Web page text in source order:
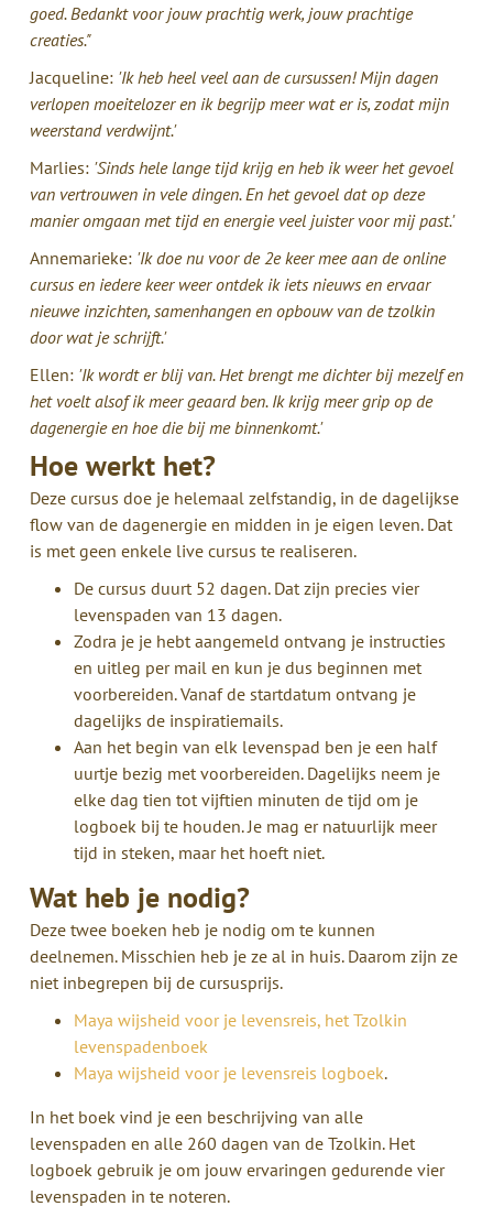
goed. Bedankt voor jouw prachtig werk, jouw prachtige
creaties."
Jacqueline: 'Ik heb heel veel aan de cursussen! Mijn dagen
verlopen moeitelozer en ik begrijp meer wat er is, zodat mijn
weerstand verdwijnt.'
Marlies: 'Sinds hele lange tijd krijg en heb ik weer het gevoel
van vertrouwen in vele dingen. En het gevoel dat op deze
manier omgaan met tijd en energie veel juister voor mij past.'
Annemarieke: 'Ik doe nu voor de 2e keer mee aan de online
cursus en iedere keer weer ontdek ik iets nieuws en ervaar
nieuwe inzichten, samenhangen en opbouw van de tzolkin
door wat je schrijft.'
Ellen: 'Ik wordt er blij van. Het brengt me dichter bij mezelf en
het voelt alsof ik meer geaard ben. Ik krijg meer grip op de
dagenergie en hoe die bij me binnenkomt.'
Hoe werkt het?
Deze cursus doe je helemaal zelfstandig, in de dagelijkse
flow van de dagenergie en midden in je eigen leven. Dat
is met geen enkele live cursus te realiseren.
De cursus duurt 52 dagen. Dat zijn precies vier
levenspaden van 13 dagen.
Zodra je je hebt aangemeld ontvang je instructies
en uitleg per mail en kun je dus beginnen met
voorbereiden. Vanaf de startdatum ontvang je
dagelijks de inspiratiemails.
Aan het begin van elk levenspad ben je een half
uurtje bezig met voorbereiden. Dagelijks neem je
elke dag tien tot vijftien minuten de tijd om je
logboek bij te houden. Je mag er natuurlijk meer
tijd in steken, maar het hoeft niet.
Wat heb je nodig?
Deze twee boeken heb je nodig om te kunnen
deelnemen. Misschien heb je ze al in huis. Daarom zijn ze
niet inbegrepen bij de cursusprijs.
Maya wijsheid voor je levensreis, het Tzolkin
levenspadenboek
Maya wijsheid voor je levensreis logboek.
In het boek vind je een beschrijving van alle
levenspaden en alle 260 dagen van de Tzolkin. Het
logboek gebruik je om jouw ervaringen gedurende vier
levenspaden in te noteren.